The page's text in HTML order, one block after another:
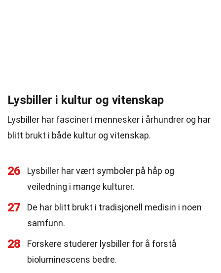
Lysbiller i kultur og vitenskap
Lysbiller har fascinert mennesker i århundrer og har
blitt brukt i både kultur og vitenskap.
26
Lysbiller har vært symboler på håp og
veiledning i mange kulturer.
27
De har blitt brukt i tradisjonell medisin i noen
samfunn.
28
Forskere studerer lysbiller for å forstå
bioluminescens bedre.